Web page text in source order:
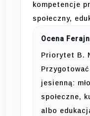
kompetencje
społeczny,
Ocena
Priorytet B.
jesienną:
społeczne,
albo